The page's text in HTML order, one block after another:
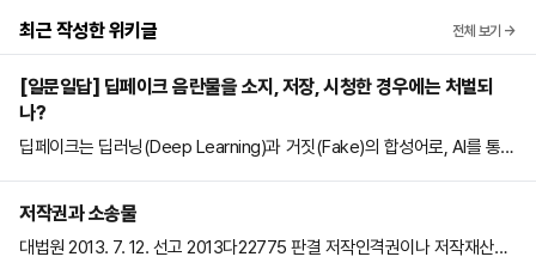
최근 작성한 위키글 전체 보기 →
[일문일답] 딥페이크 음란물을 소지, 저장, 시청한 경우에는 처벌되
나?
딥페이크는 딥러닝(Deep Learning)과 거짓(Fake)의 합성어로, AI를 통해
이크 기술은 인공지능 기술의 결과물이지만, 최근 성범죄나 불법 선거운동,
피싱사기, 명예훼손 등의 범죄에 악용되면서 여러 가지 사회적 문제를 야기
하고 있다. 한편 2020년 개정 성폭력처벌법은 딥페이크 음란물에 대한 처
저작권과 소송물
대법원 2013. 7. 12. 선고 2013다22775 판결 저작인격권이나 저작재산권